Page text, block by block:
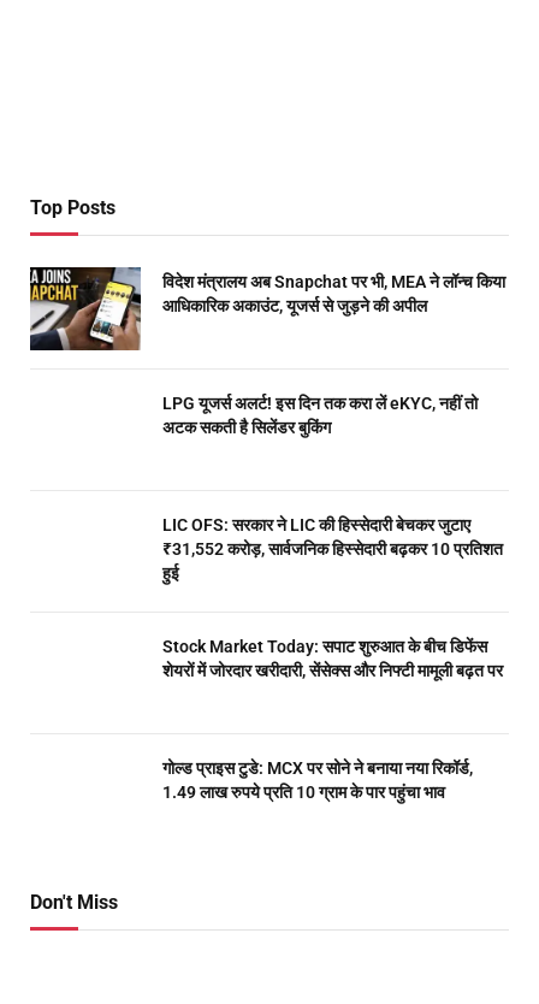
Top Posts
विदेश मंत्रालय अब Snapchat पर भी, MEA ने लॉन्च किया
आधिकारिक अकाउंट, यूजर्स से जुड़ने की अपील
LPG यूजर्स अलर्ट! इस दिन तक करा लें eKYC, नहीं तो
अटक सकती है सिलेंडर बुकिंग
LIC OFS: सरकार ने LIC की हिस्सेदारी बेचकर जुटाए
₹31,552 करोड़, सार्वजनिक हिस्सेदारी बढ़कर 10 प्रतिशत
हुई
Stock Market Today: सपाट शुरुआत के बीच डिफेंस
शेयरों में जोरदार खरीदारी, सेंसेक्स और निफ्टी मामूली बढ़त पर
गोल्ड प्राइस टुडे: MCX पर सोने ने बनाया नया रिकॉर्ड,
1.49 लाख रुपये प्रति 10 ग्राम के पार पहुंचा भाव
Don't Miss